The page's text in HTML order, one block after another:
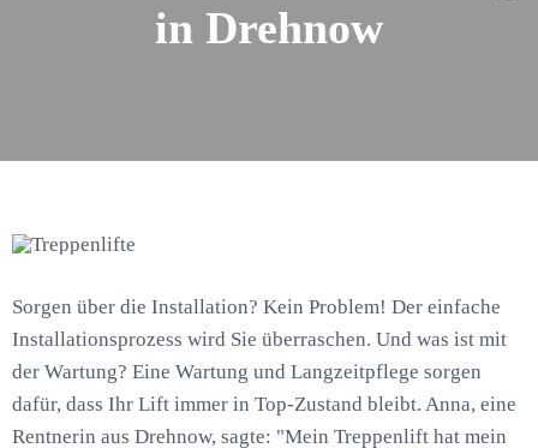
in Drehnow
Sorgen über die Installation? Kein Problem! Der einfache
Installationsprozess wird Sie überraschen. Und was ist mit
der Wartung? Eine Wartung und Langzeitpflege sorgen
dafür, dass Ihr Lift immer in Top-Zustand bleibt. Anna, eine
Rentnerin aus Drehnow, sagte: "Mein Treppenlift hat mein